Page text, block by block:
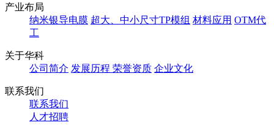
产业布局
纳米银导电膜 超大、中小尺寸TP模组 材料应用 OTM代
工
关于华科
公司简介 发展历程 荣誉资质 企业文化
联系我们
联系我们
人才招聘